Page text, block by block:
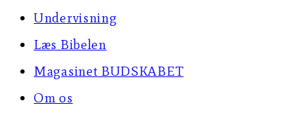
Undervisning
Læs Bibelen
Magasinet BUDSKABET
Om os